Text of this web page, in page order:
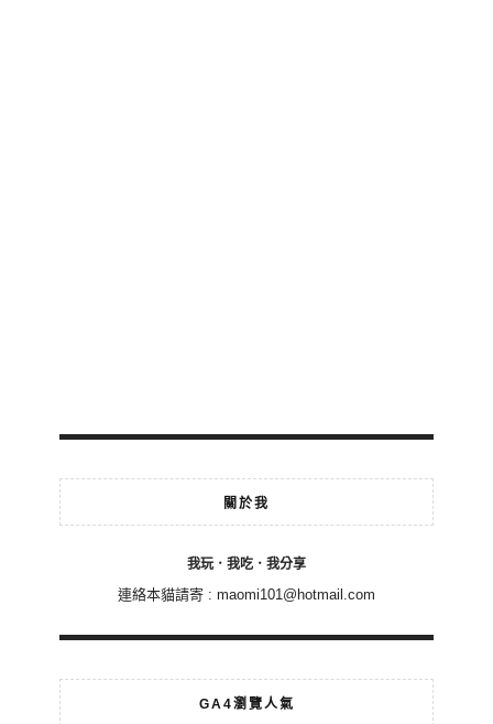
關於我
我玩．我吃．我分享
連絡本貓請寄 : maomi101@hotmail.com
GA4瀏覽人氣